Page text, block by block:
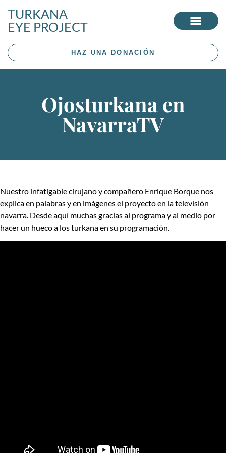
TURKANA
EYE PROJECT
HAZ UNA DONACIÓN
Ojosturkana en
NavarraTV
Nuestro infatigable cirujano y compañero Enrique Borque nos
explica en palabras y en imágenes el proyecto en la televisión
navarra. Desde aquí muchas gracias al programa y al medio por
hacer un hueco a los turkana en su programación.